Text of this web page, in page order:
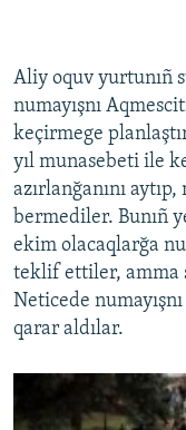
Aliy oquv yurtunıñ
numayışnı
keçirmege
yıl munasebeti ile
azırlanğanını
bermediler. Bunıñ
ekim olacaqlarğa
teklif ettiler, amma
Neticede
qarar aldılar.